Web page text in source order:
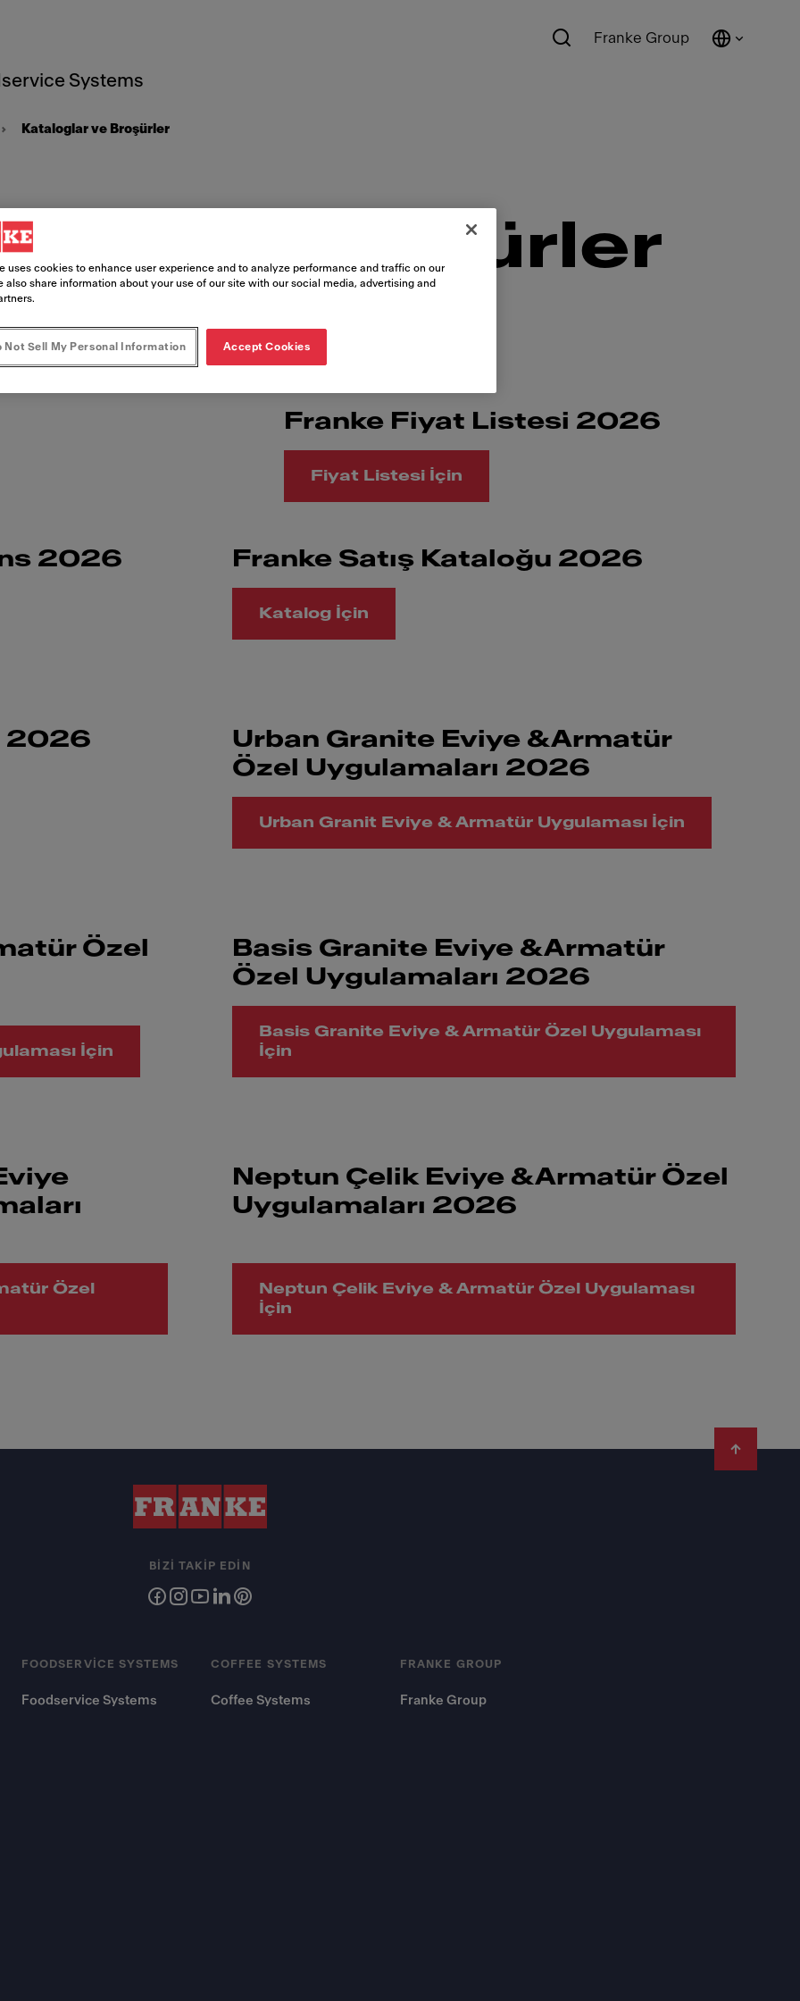
Systems
Franke Group
Kataloglar ve Broşürler
ve Broşürler
Franke Fiyat Listesi 2026
Fiyat Listesi İçin
2026 Franke Satış Kataloğu 2026
Katalog İçin
2026
Urban Granite Eviye &Armatür
Özel Uygulamaları 2026
Urban Granit Eviye & Armatür Uygulaması İçin
Özel
İçin
Basis Granite Eviye &Armatür
Özel Uygulamaları 2026
Basis Granite Eviye & Armatür Özel Uygulaması
İçin
Özel
Neptun Çelik Eviye &Armatür Özel
Uygulamaları 2026
Neptun Çelik Eviye & Armatür Özel Uygulaması
İçin
FOODSERVICE SYSTEMS
Foodservice Systems
COFFEE SYSTEMS
Coffee Systems
FRANKE GROUP
Franke Group
BIZI TAKIP EDIN
uses cookies to enhance user experience and to analyze performance and traffic on our
also share information about your use of our site with our social media, advertising and
Not Sell My Personal Information Accept Cookies